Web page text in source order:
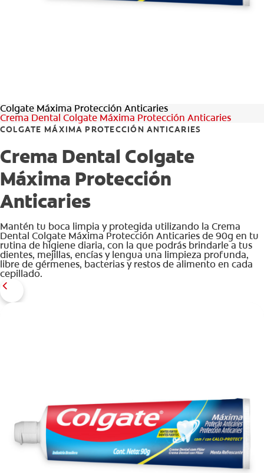
DÓNDE COMPRAR
Colgate Máxima Protección Anticaries
Crema Dental Colgate Máxima Protección Anticaries
COLGATE MÁXIMA PROTECCIÓN ANTICARIES
Crema Dental Colgate
Máxima Protección
Anticaries
Mantén tu boca limpia y protegida utilizando la Crema
Dental Colgate Máxima Protección Anticaries de 90g en tu
rutina de higiene diaria, con la que podrás brindarle a tus
dientes, mejillas, encías y lengua una limpieza profunda,
libre de gérmenes, bacterias y restos de alimento en cada
cepillado.